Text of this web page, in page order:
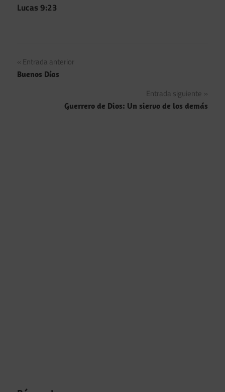
Lucas 9:23
Navegación
de
entradas
Entrada anterior
Buenos Días
Entrada siguiente
Guerrero de Dios: Un siervo de los demás